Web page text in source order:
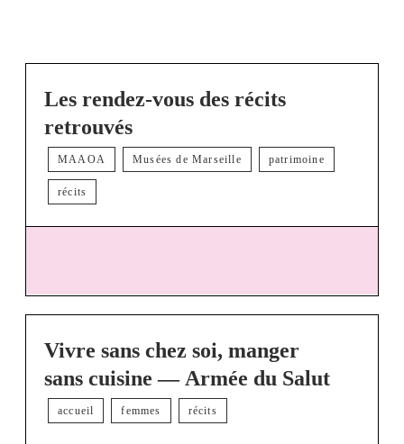
Les rendez-vous des récits
retrouvés
MAAOA Musées de Marseille patrimoine
récits
Vivre sans chez soi, manger
sans cuisine — Armée du Salut
accueil femmes récits